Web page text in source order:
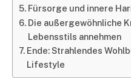
Fürsorge und innere
Die außergewöhnliche
Lebensstils annehmen
Ende: Strahlendes
Lifestyle